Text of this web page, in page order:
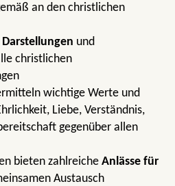
an den christlichen
und
christlichen
wichtige Werte und
Liebe, Verständnis,
gegenüber allen
bieten zahlreiche Anlässe für
Austausch